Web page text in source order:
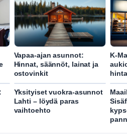
Vapaa-ajan asunnot:
Hinnat, säännöt, lainat ja
ostovinkit
K-
Yksityiset vuokra-asunnot
Lahti – löydä paras
vaihtoehto